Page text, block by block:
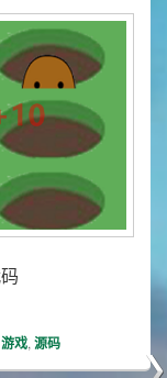
游戏, 源码